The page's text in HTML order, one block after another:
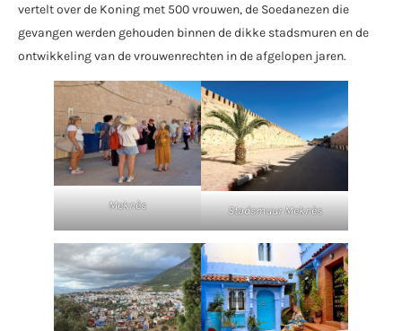
vertelt over de Koning met 500 vrouwen, de Soedanezen die
gevangen werden gehouden binnen de dikke stadsmuren en de
ontwikkeling van de vrouwenrechten in de afgelopen jaren.
Meknès Stadsmuur Meknès